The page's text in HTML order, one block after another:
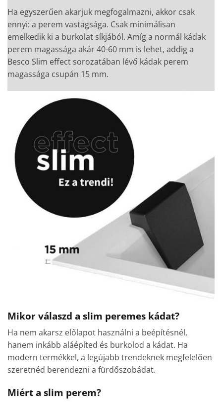
Ha egyszerűen akarjuk megfogalmazni, akkor csak
ennyi: a perem vastagsága. Csak minimálisan
emelkedik ki a burkolat síkjából. Amíg a normál kádak
perem magassága akár 40-60 mm is lehet, addig a
Besco Slim effect sorozatában lévő kádak perem
magassága csupán 15 mm.
Mikor válaszd a slim peremes kádat?
Ha nem akarsz előlapot használni a beépítésnél,
hanem inkább aláépíted és burkolod a kádat. Ha
modern termékkel, a legújabb trendeknek megfelelően
szeretnéd berendezni a fürdőszobádat.
Miért a slim perem?